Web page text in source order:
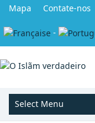
Mapa Contate-nos
-